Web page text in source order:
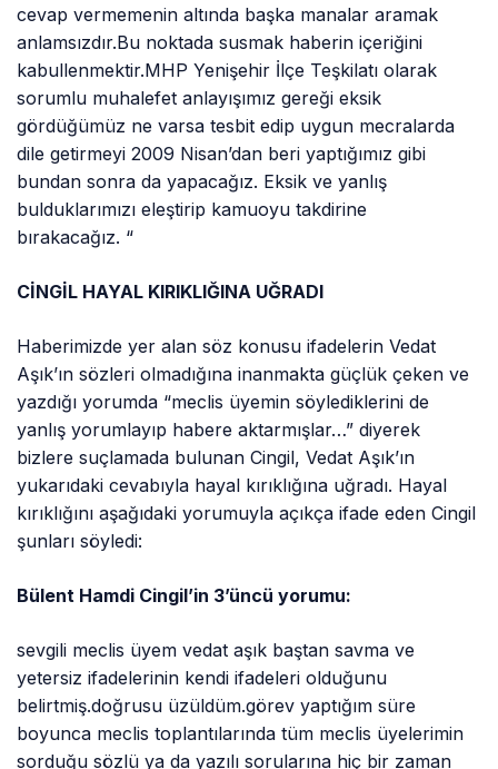
cevap vermemenin altında başka manalar aramak
anlamsızdır.Bu noktada susmak haberin içeriğini
kabullenmektir.MHP Yenişehir İlçe Teşkilatı olarak
sorumlu muhalefet anlayışımız gereği eksik
gördüğümüz ne varsa tesbit edip uygun mecralarda
dile getirmeyi 2009 Nisan’dan beri yaptığımız gibi
bundan sonra da yapacağız. Eksik ve yanlış
bulduklarımızı eleştirip kamuoyu takdirine
bırakacağız. “
CİNGİL HAYAL KIRIKLIĞINA UĞRADI
Haberimizde yer alan söz konusu ifadelerin Vedat
Aşık’ın sözleri olmadığına inanmakta güçlük çeken ve
yazdığı yorumda “meclis üyemin söylediklerini de
yanlış yorumlayıp habere aktarmışlar…” diyerek
bizlere suçlamada bulunan Cingil, Vedat Aşık’ın
yukarıdaki cevabıyla hayal kırıklığına uğradı. Hayal
kırıklığını aşağıdaki yorumuyla açıkça ifade eden Cingil
şunları söyledi:
Bülent Hamdi Cingil’in 3’üncü yorumu:
sevgili meclis üyem vedat aşık baştan savma ve
yetersiz ifadelerinin kendi ifadeleri olduğunu
belirtmiş.doğrusu üzüldüm.görev yaptığım süre
boyunca meclis toplantılarında tüm meclis üyelerimin
sorduğu sözlü ya da yazılı sorularına hiç bir zaman